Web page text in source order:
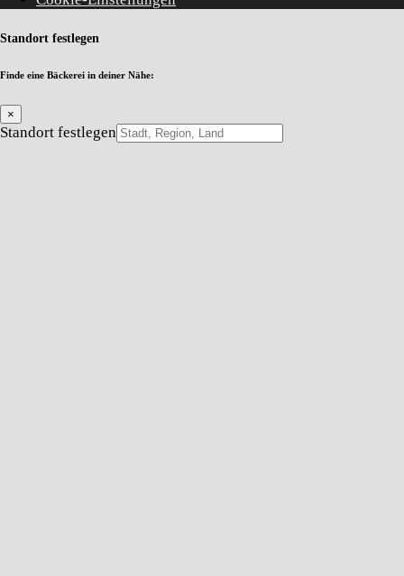
Standort festlegen
Finde eine Bäckerei in deiner Nähe:
×
Standort festlegen